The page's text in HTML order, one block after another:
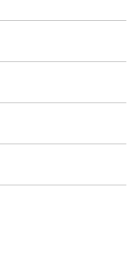
華廈
工廠